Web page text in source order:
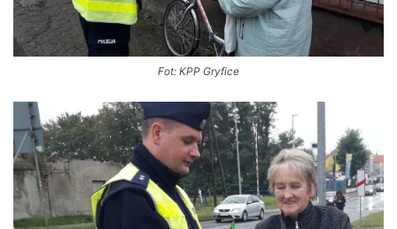
Fot: KPP Gryfice